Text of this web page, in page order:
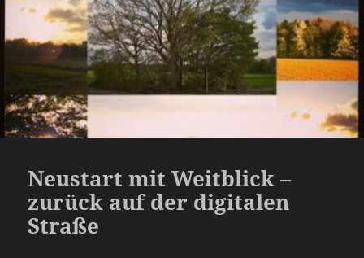
Neustart mit Weitblick –
zurück auf der digitalen
Straße